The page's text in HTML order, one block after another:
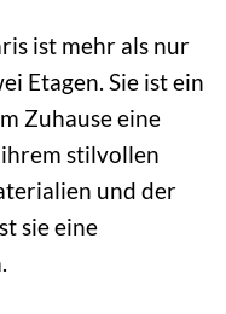
ist mehr als nur
Etagen. Sie ist ein
Zuhause eine
stilvollen
und der
sie eine